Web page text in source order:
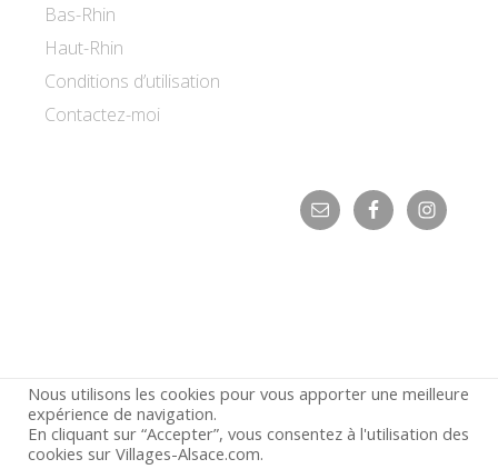
Bas-Rhin
Haut-Rhin
Conditions d’utilisation
Contactez-moi
© 2026 · Villages d'Alsace
Nous utilisons les cookies pour vous apporter une meilleure
expérience de navigation.
En cliquant sur “Accepter”, vous consentez à l'utilisation des
cookies sur Villages-Alsace.com.